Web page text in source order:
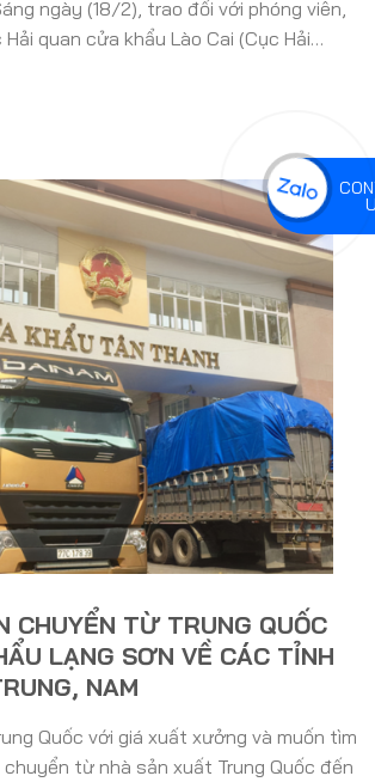
ngày (18/2), trao đổi với phóng viên,
quan cửa khẩu Lào Cai (Cục Hải…
CHUYỂN TỪ TRUNG QUỐC
LẠNG SƠN VỀ CÁC TỈNH
NAM
Quốc với giá xuất xưởng và muốn tìm
từ nhà sản xuất Trung Quốc đến